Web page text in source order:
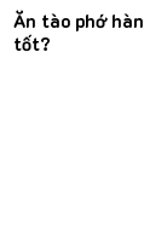
Ăn tào phớ
tốt?